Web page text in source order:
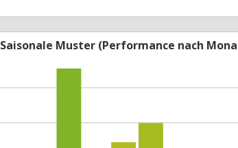
Saisonale Muster (Performance nach